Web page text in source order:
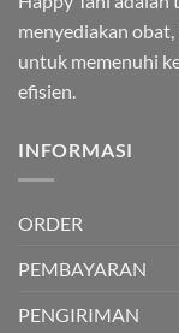
menyediakan
untuk memenuhi
efisien.
INFORMASI
ORDER
PEMBAYARAN
PENGIRIMAN